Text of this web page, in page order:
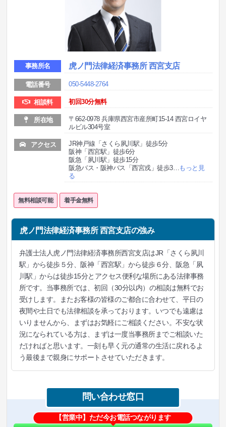
事務所名 虎ノ門法律経済事務所 西宮支店
電話番号 050-5448-2764
相談料 初回30分無料
所在地
〒662-0978 兵庫県西宮市産所町15-14 西宮ロイヤ
ルビル304号室
アクセス
JR神戸線「さくら夙川駅」徒歩5分
阪神「西宮駅」徒歩6分
阪急「夙川駅」徒歩15分
阪急バス・阪神バス「西宮戎」徒歩3…
もっと見
る
無料相談可能 着手金無料
虎ノ門法律経済事務所 西宮支店の強み
弁護士法人虎ノ門法律経済事務所西宮支店はJR「さくら夙川
駅」から徒歩５分、阪神「西宮駅」から徒歩６分、阪急「夙
川駅」からは徒歩15分とアクセス便利な場所にある法律事務
所です。当事務所では、初回（30分以内）の相談は無料でお
受けします。またお客様の皆様のご都合に合わせて、平日の
夜間や土日でも法律相談を承っております。いつでも遠慮は
いりませんから、まずはお気軽にご相談ください。不安な状
況になられている方は、まずは一度当事務所までご相談いた
だければと思います。一刻も早く元の通常の生活に戻れるよ
う最後まで親身にサポートさせていただきます。
問い合わせ窓口
【営業中】ただ今お電話つながります